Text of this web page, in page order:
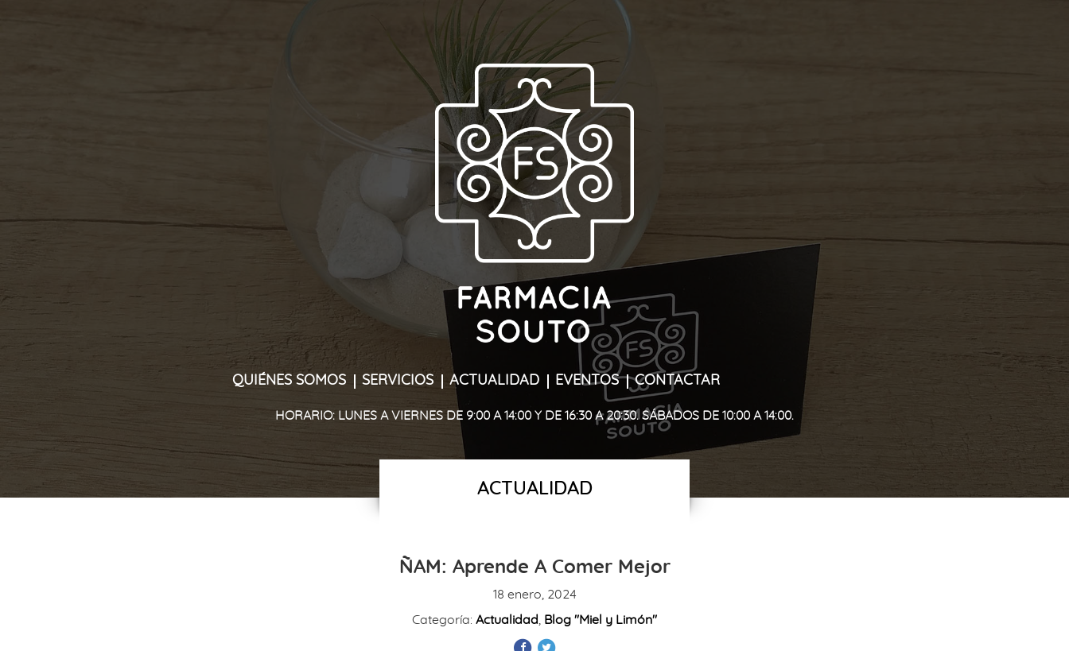
QUIÉNES SOMOS SERVICIOS ACTUALIDAD EVENTOS CONTACTAR
HORARIO: LUNES A VIERNES DE 9:00 A 14:00 Y DE 16:30 A 20:30. SÁBADOS DE 10:00 A 14:00.
ACTUALIDAD
ÑAM: Aprende A Comer Mejor
18 enero, 2024
Categoría: Actualidad Blog "Miel y Limón"